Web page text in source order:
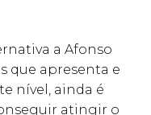
a Afonso
que apresenta e
nível, ainda é
atingir o